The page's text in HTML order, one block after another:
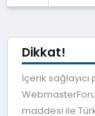
Dikkat!
İçerik
maddesi ile